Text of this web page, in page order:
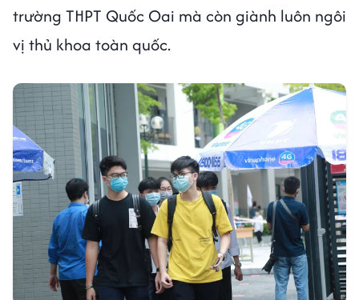
trường THPT Quốc Oai mà còn giành luôn ngôi
vị thủ khoa toàn quốc.